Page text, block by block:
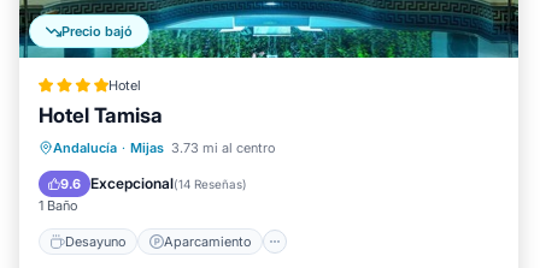
Precio bajó
Hotel
Hotel Tamisa
Andalucía · Mijas 3.73 mi al centro
9.6 Excepcional(14 Reseñas)
1 Baño
Desayuno Aparcamiento
Desayuno Aparcamiento
Spa